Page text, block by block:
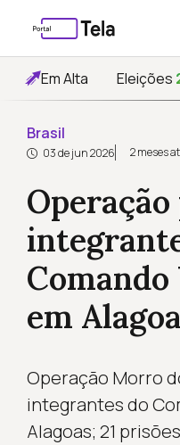
Em Alta Eleições
Brasil
03 de jun 2026 2 meses
em
Operação Morro
integrantes do
Alagoas; 21